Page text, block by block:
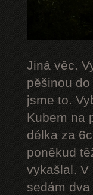
Jiná věc.
pěšinou
jsme to.
Kubem na
délka za
poněkud
vykašlal. V
sedám